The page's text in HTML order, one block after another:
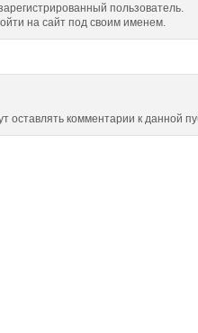
пользователь.
на сайт под своим именем.
оставлять комментарии к данной